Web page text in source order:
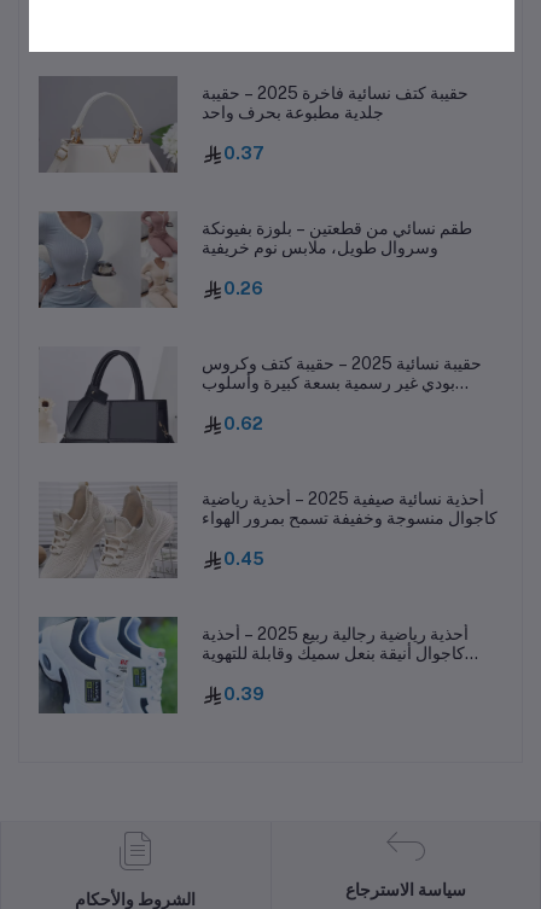
حقيبة كتف نسائية فاخرة 2025 – حقيبة
جلدية مطبوعة بحرف واحد
0.37
طقم نسائي من قطعتين – بلوزة بفيونكة
وسروال طويل، ملابس نوم خريفية
0.26
حقيبة نسائية 2025 – حقيبة كتف وكروس
بودي غير رسمية بسعة كبيرة وأسلوب
0.62
أحذية نسائية صيفية 2025 – أحذية رياضية
كاجوال منسوجة وخفيفة تسمح بمرور الهواء
0.45
أحذية رياضية رجالية ربيع 2025 – أحذية
كاجوال أنيقة بنعل سميك وقابلة للتهوية
0.39
الشروط والأحكام
سياسة الاسترجاع